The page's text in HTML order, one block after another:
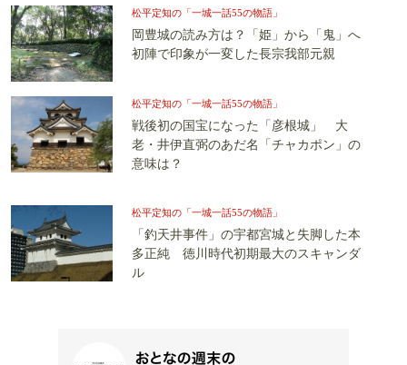
松平定知の「一城一話55の物語」
岡豊城の読み方は？「姫」から「鬼」へ
初陣で印象が一変した長宗我部元親
松平定知の「一城一話55の物語」
戦後初の国宝になった「彦根城」 大
老・井伊直弼のあだ名「チャカポン」の
意味は？
松平定知の「一城一話55の物語」
「釣天井事件」の宇都宮城と失脚した本
多正純 徳川時代初期最大のスキャンダ
ル